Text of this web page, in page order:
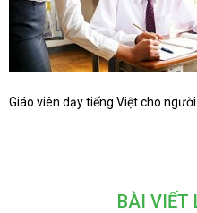
Giáo viên dạy tiếng Việt cho
BÀI VIẾT